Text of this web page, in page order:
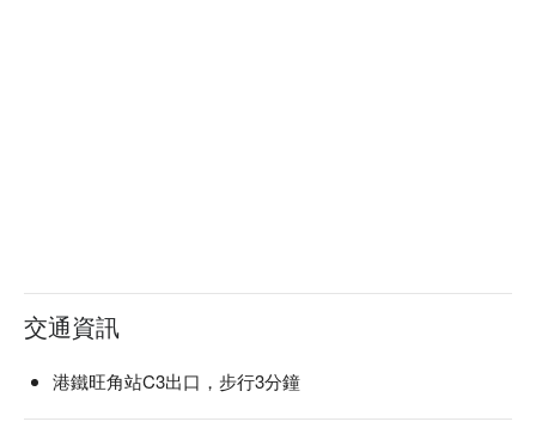
交通資訊
港鐵旺角站C3出口，步行3分鐘